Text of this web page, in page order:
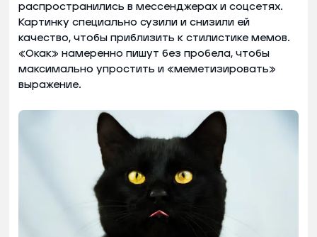
распространились в мессенджерах и соцсетях.
Картинку специально сузили и снизили ей
качество, чтобы приблизить к стилистике мемов.
«Окак» намеренно пишут без пробела, чтобы
максимально упростить и «меметизировать»
выражение.